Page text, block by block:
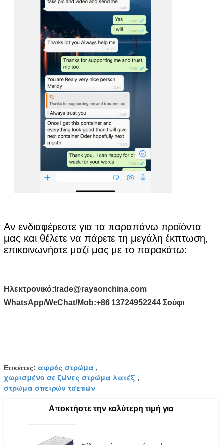
Αφήστε ένα
We bellen je snel
υποβολή
Αν ενδιαφέρεστε για τα παραπάνω προϊόντα
μας και θέλετε να πάρετε τη μεγάλη έκπτωση,
επικοινωνήστε μαζί μας με το παρακάτω:
Ηλεκτρονικό:trade@raysonchina.com
WhatsApp/WeChat/Mob:+86 13724952244 Σούφι
Ετικέττες: αφρός στρώμα ,
χωρισμένο σε ζώνες στρώμα λατέξ ,
στρώμα σπειρών τσεπών
Αποκτήστε την καλύτερη τιμή για